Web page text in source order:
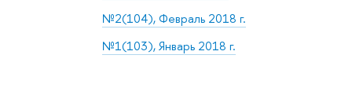
№2(104), Февраль 2018 г.
№1(103), Январь 2018 г.